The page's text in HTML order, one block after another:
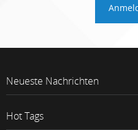
Neueste Nachrichten
Hot Tags